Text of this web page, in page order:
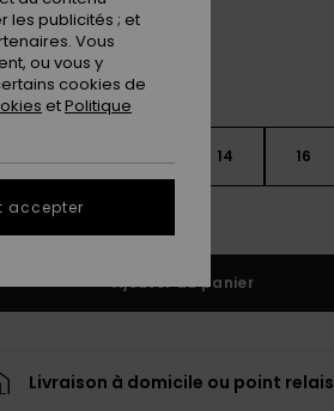
14 16
le Guide des tailles
Ajouter au panier
Livraison à domicile ou point relais
les publicités ; et
Vous
ou vous y
cookies de
etPolitique
accepter